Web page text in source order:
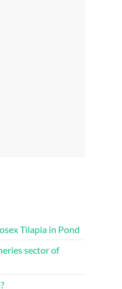
Tilapia in Pond
sector of